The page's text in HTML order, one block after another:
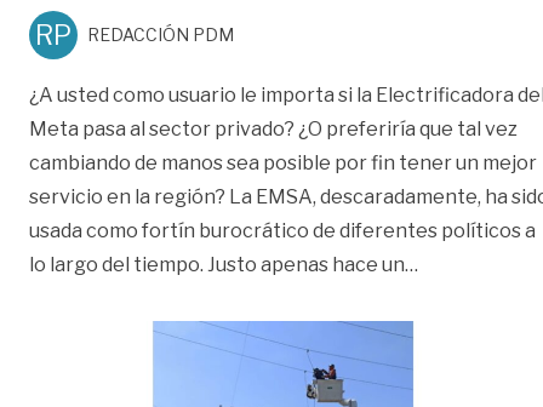
RP REDACCIÓN PDM
¿A usted como usuario le importa si la Electrificadora
Meta pasa al sector privado? ¿O preferiría que tal vez
cambiando de manos sea posible por fin tener un mejor
servicio en la región? La EMSA, descaradamente, ha
usada como fortín burocrático de diferentes políticos a
lo largo del tiempo. Justo apenas hace un…